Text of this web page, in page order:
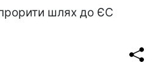
шлях до ЄС